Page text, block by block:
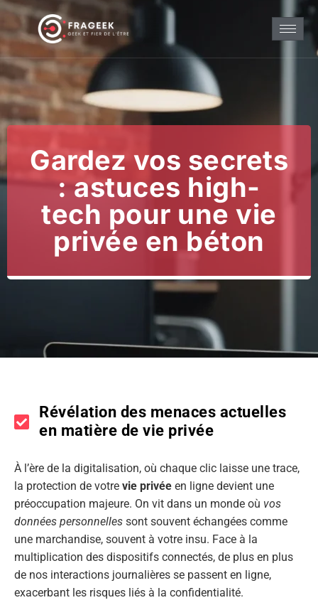
Gardez vos secrets
: astuces high-
tech pour une vie
privée en béton
Révélation des menaces actuelles
en matière de vie privée
À l’ère de la digitalisation, où chaque clic laisse une trace,
la protection de votre vie privée en ligne devient une
préoccupation majeure. On vit dans un monde où vos
données personnelles sont souvent échangées comme
une marchandise, souvent à votre insu. Face à la
multiplication des dispositifs connectés, de plus en plus
de nos interactions journalières se passent en ligne,
exacerbant les risques liés à la confidentialité.